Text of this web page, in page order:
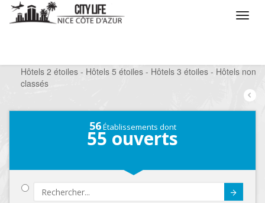
Hôtels 2 étoiles - Hôtels 5 étoiles - Hôtels 3 étoiles - Hôtels non
classés
56Établissements dont
55 ouverts